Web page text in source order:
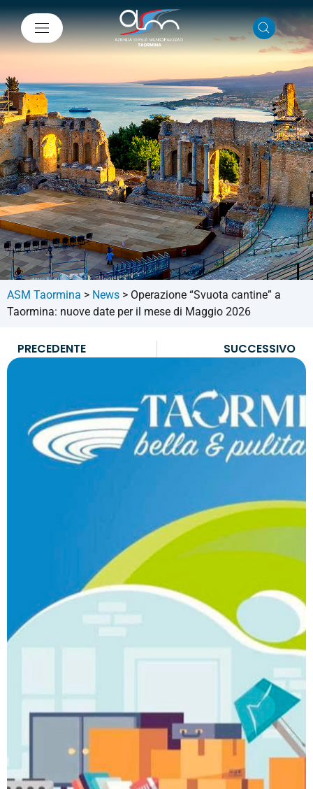
ASM Taormina > News > Operazione “Svuota cantine” a
Taormina: nuove date per il mese di Maggio 2026
PRECEDENTE SUCCESSIVO